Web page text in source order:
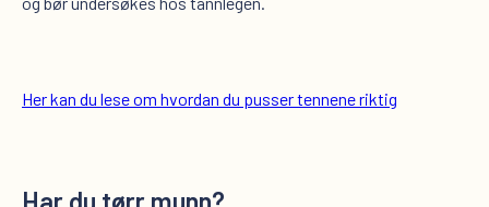
Her kan du lese om hvordan du pusser tennene riktig